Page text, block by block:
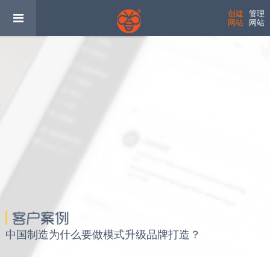
创建
网站
管理
网站
中国制造为什么要做模式升级品牌打造？